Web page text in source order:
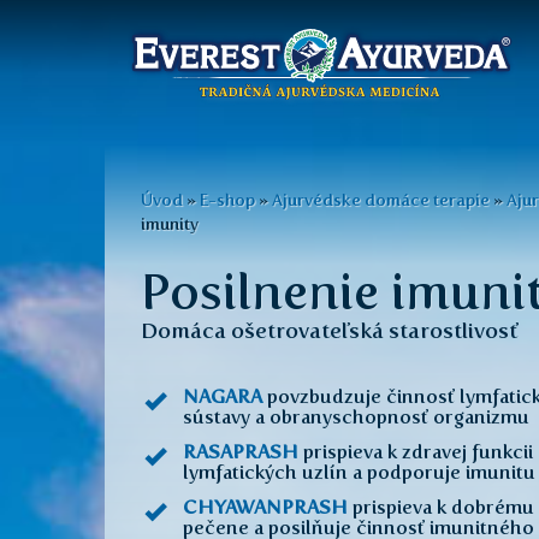
Hlavné
Nachádzate
sa
tu
Úvod » E-shop » Ajurvédske domáce terapie »
imunity
Posilnenie
Domáca ošetrovateľská starostlivosť
NAGARApovzbudzuje činnosť
sústavy a obranyschopnosť organizmu
RASAPRASH prispieva k zdravej funkcii
lymfatických uzlín a podporuje imunitu
CHYAWANPRASH prispieva k
pečene a posilňuje činnosť imunitného